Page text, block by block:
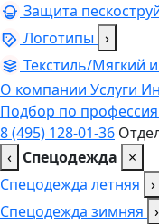
Защита
Логотипы ›
Текстиль/Мягкий
О компании Услуги
Подбор по
8 (495) 128-01-36
‹ Спецодежда
×
Спецодежда летняя ›
Спецодежда зимняя ›